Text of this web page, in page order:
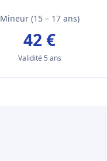
Mineur (15 – 17 ans)
42 €
Validité 5 ans